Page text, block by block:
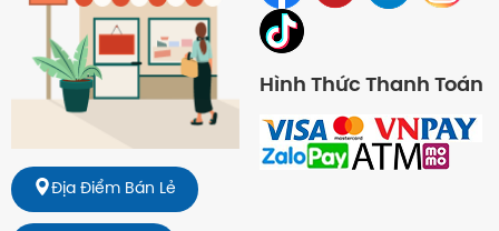
Địa Điểm Bán Lẻ
Hình Thức Thanh Toán